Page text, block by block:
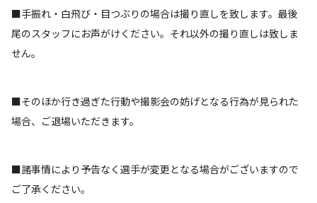
■手振れ・白飛び・目つぶりの場合は撮り直しを致します。最後
尾のスタッフにお声がけください。それ以外の撮り直しは致しま
せん。
■そのほか行き過ぎた行動や撮影会の妨げとなる行為が見られた
場合、ご退場いただきます。
■諸事情により予告なく選手が変更となる場合がございますので
ご了承ください。